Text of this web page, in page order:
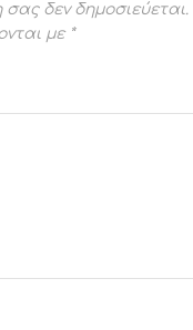
σας δεν δημοσιεύεται.
με *